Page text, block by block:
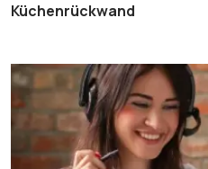
Küchenrückwand